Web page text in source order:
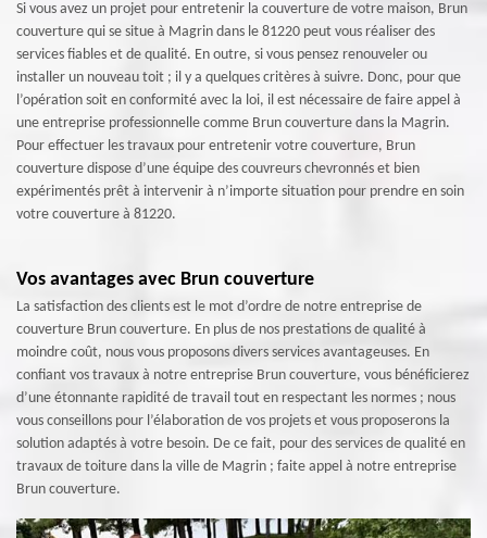
Si vous avez un projet pour entretenir la couverture de votre maison, Brun
couverture qui se situe à Magrin dans le 81220 peut vous réaliser des
services fiables et de qualité. En outre, si vous pensez renouveler ou
installer un nouveau toit ; il y a quelques critères à suivre. Donc, pour que
l’opération soit en conformité avec la loi, il est nécessaire de faire appel à
une entreprise professionnelle comme Brun couverture dans la Magrin.
Pour effectuer les travaux pour entretenir votre couverture, Brun
couverture dispose d’une équipe des couvreurs chevronnés et bien
expérimentés prêt à intervenir à n’importe situation pour prendre en soin
votre couverture à 81220.
Vos avantages avec Brun couverture
La satisfaction des clients est le mot d’ordre de notre entreprise de
couverture Brun couverture. En plus de nos prestations de qualité à
moindre coût, nous vous proposons divers services avantageuses. En
confiant vos travaux à notre entreprise Brun couverture, vous bénéficierez
d’une étonnante rapidité de travail tout en respectant les normes ; nous
vous conseillons pour l’élaboration de vos projets et vous proposerons la
solution adaptés à votre besoin. De ce fait, pour des services de qualité en
travaux de toiture dans la ville de Magrin ; faite appel à notre entreprise
Brun couverture.